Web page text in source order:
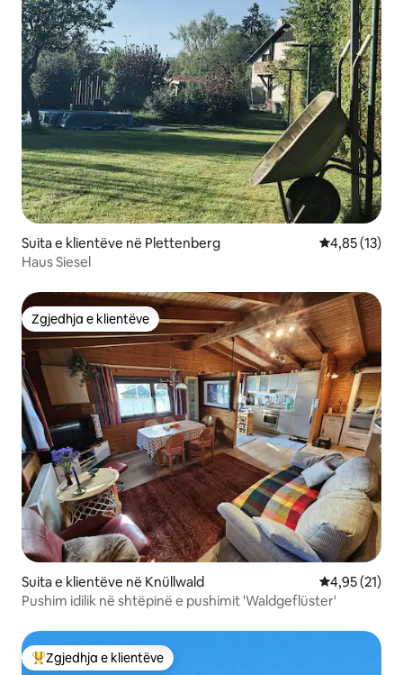
Suita e klientëve në Plettenberg Vlerësimi
4,85 (13)
Haus Siesel
Zgjedhja e klientëve
Zgjedhja e klientëve
Suita e klientëve në Knüllwald Vlerësimi
4,95 (21)
Pushim idilik në shtëpinë e pushimit 'Waldgeflüster'
Më të mirat e zgjedhjeve të klientëve
Zgjedhja e klientëve